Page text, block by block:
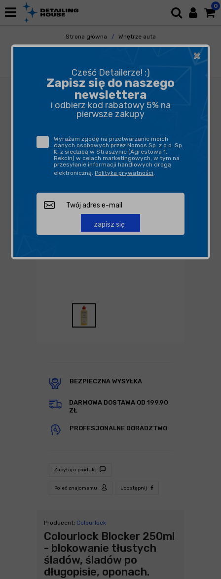
0
Strona główna
Wnętrze auta
Tapicerka Skórzana
Renowacja
BEZPIECZNA WYSYŁKA
DARMOWA DOSTAWA OD 199,90
ZŁ
PROFESJONALNE DORADZTWO
Zapytaj o produkt
Poleć znajomemu Udostępnij
Producent: Colourlock
Colourlock Blocker 250ml
- blokowanie tłustych
śladów, śladów po
długopisie, oponach.
×
Cześć Detailerze! :)
Zapisz się do naszego
newslettera
i odbierz kod rabatowy 5% na
pierwsze zakupy
Wyrażam zgodę na przetwarzanie moich
danych osobowych przez Nomos Sp. z o.o. Sp.
K. z siedzibą w Straszynie (Agrestowa 1,
Rekcin) w celach marketingowych, w tym na
przesyłanie informacji handlowych drogą
elektroniczną. Polityka prywatności.
zapisz się